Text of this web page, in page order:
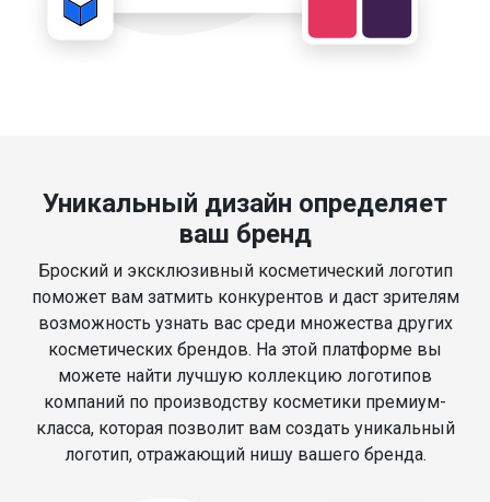
Уникальный дизайн определяет
ваш бренд
Броский и эксклюзивный косметический логотип
поможет вам затмить конкурентов и даст зрителям
возможность узнать вас среди множества других
косметических брендов. На этой платформе вы
можете найти лучшую коллекцию логотипов
компаний по производству косметики премиум-
класса, которая позволит вам создать уникальный
логотип, отражающий нишу вашего бренда.